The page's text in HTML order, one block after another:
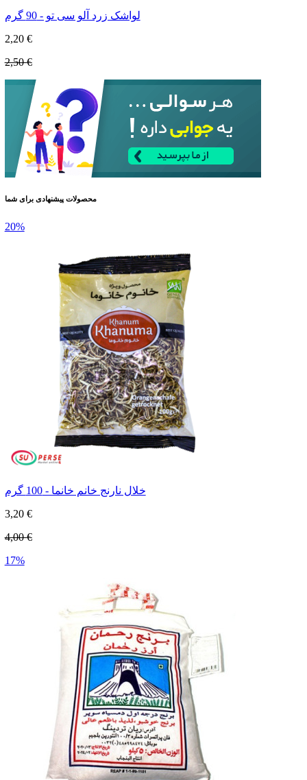
لواشک زرد آلو سی تو - 90 گرم
2,20 €
2,50 €
محصولات پیشنهادی برای شما
20%
خلال نارنج خانم خانما - 100 گرم
3,20 €
4,00 €
17%